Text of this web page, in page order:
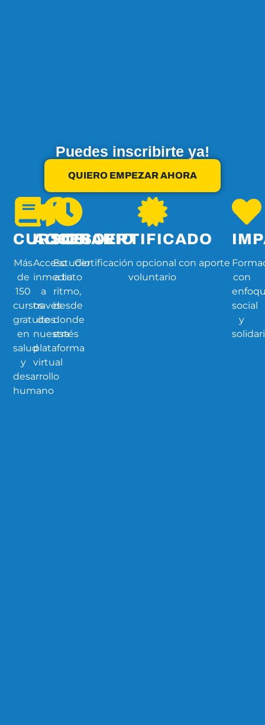
Puedes inscribirte ya!
QUIERO EMPEZAR AHORA
CURSOS
Más
de
150
cursos
gratuitos
en
salud
y
desarrollo
humano
ACCESO
Acceso
inmediato
a
través
de
nuestra
plataforma
virtual
HORARIO
Estudio
a tu
ritmo,
desde
donde
estés
CERTIFICADO
Certificación opcional con aporte
voluntario
con
social
y